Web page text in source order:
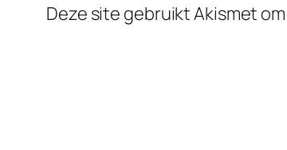
Deze site gebruikt Akismet